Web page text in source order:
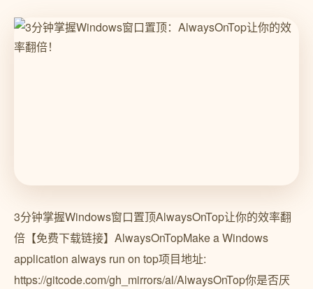
3分钟掌握Windows窗口置顶AlwaysOnTop让你的效率翻
倍【免费下载链接】AlwaysOnTopMake a Windows
application always run on top项目地址:
https://gitcode.com/gh_mirrors/al/AlwaysOnTop你是否厌